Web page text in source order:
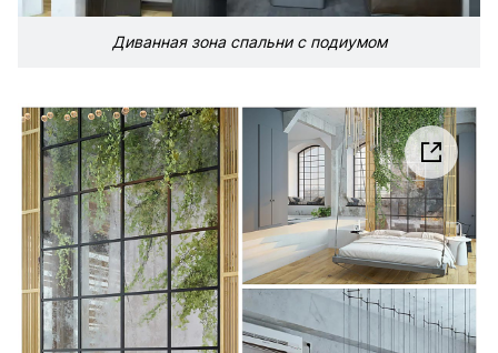
Диванная зона спальни с подиумом